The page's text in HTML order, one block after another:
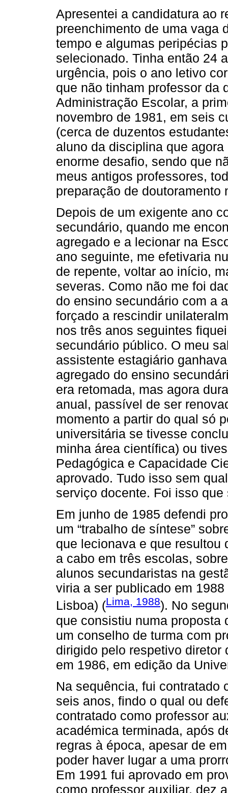
Apresentei a candidatura ao
preenchimento de uma vaga
tempo e algumas peripécias
selecionado. Tinha então 24
urgência, pois o ano letivo
que não tinham professor da
Administração Escolar, a
novembro de 1981, em seis
(cerca de duzentos
aluno da disciplina que
enorme desafio, sendo que
meus antigos professores,
preparação de doutoramento
Depois de um exigente ano
secundário, quando me
agregado e a lecionar na
ano seguinte, me efetivaria
de repente, voltar ao início,
severas. Como não me foi
do ensino secundário com a
forçado a rescindir
nos três anos seguintes
secundário público. O meu
assistente estagiário
agregado do ensino
era retomada, mas agora
anual, passível de ser
momento a partir do qual só
universitária se tivesse
minha área científica) ou
Pedagógica e Capacidade
aprovado. Tudo isso sem
serviço docente. Foi isso que
Em junho de 1985 defendi
um “trabalho de síntese”
que lecionava e que
a cabo em três escolas,
alunos secundaristas na
viria a ser publicado em
Lisboa) (Lima, 1988). No
que consistiu numa proposta
um conselho de turma com
dirigido pelo respetivo diretor
em 1986, em edição da
Na sequência, fui contratado
seis anos, findo o qual ou
contratado como professor
académica terminada, após
regras à época, apesar de
poder haver lugar a uma
Em 1991 fui aprovado em
como professor auxiliar, dez